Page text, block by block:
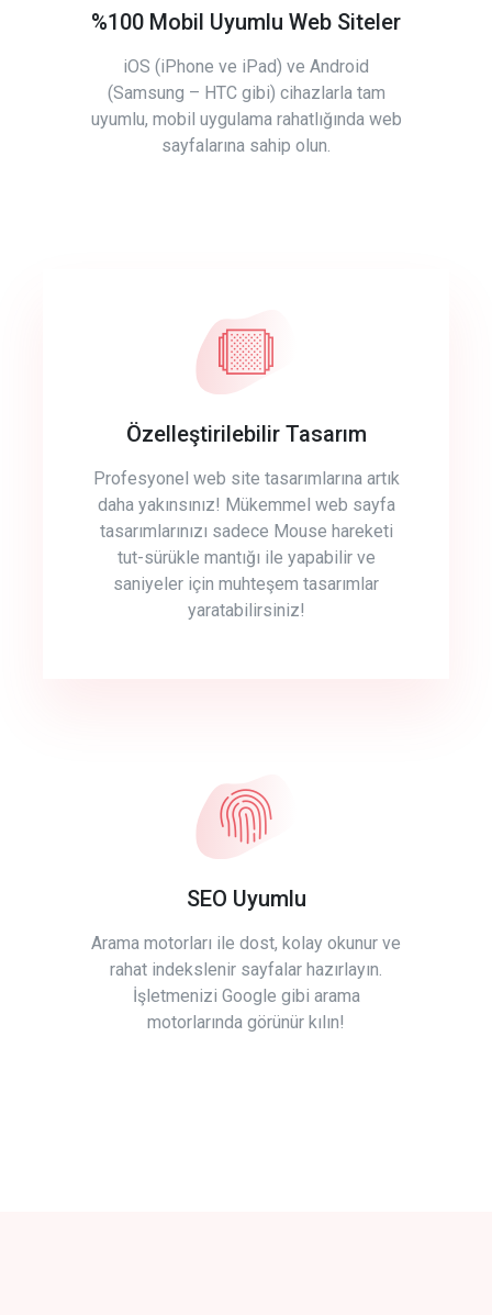
%100 Mobil Uyumlu Web Siteler
iOS (iPhone ve iPad) ve Android
(Samsung – HTC gibi) cihazlarla tam
uyumlu, mobil uygulama rahatlığında web
sayfalarına sahip olun.
Özelleştirilebilir Tasarım
Profesyonel web site tasarımlarına artık
daha yakınsınız! Mükemmel web sayfa
tasarımlarınızı sadece Mouse hareketi
tut-sürükle mantığı ile yapabilir ve
saniyeler için muhteşem tasarımlar
yaratabilirsiniz!
SEO Uyumlu
Arama motorları ile dost, kolay okunur ve
rahat indekslenir sayfalar hazırlayın.
İşletmenizi Google gibi arama
motorlarında görünür kılın!